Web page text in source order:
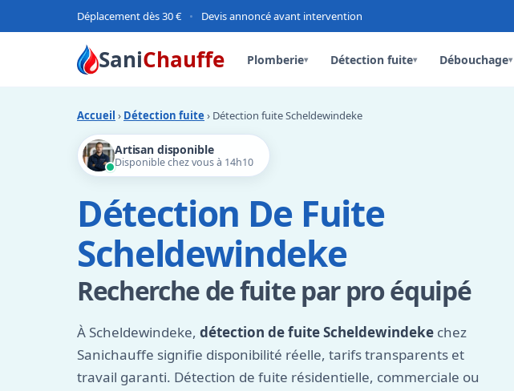
Déplacement dès 30 € • Devis annoncé avant intervention
SaniChauffe Plomberie▾ Détection fuite▾ Débouchage▾
Accueil › Détection fuite › Détection fuite Scheldewindeke
Artisan disponible
Disponible chez vous à 14h10
Détection De Fuite
Scheldewindeke
Recherche de fuite par pro équipé
À Scheldewindeke, détection de fuite Scheldewindeke chez
Sanichauffe signifie disponibilité réelle, tarifs transparents et
travail garanti. Détection de fuite résidentielle, commerciale ou